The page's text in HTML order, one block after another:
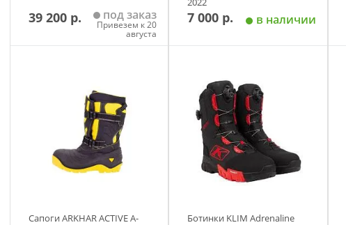
39 200 р. под заказ
Привезем к 20
августа
41 42 43
7 000 р. в наличии
Размер
09 10
Сапоги ARKHAR ACTIVE A-
Ботинки KLIM Adrenaline